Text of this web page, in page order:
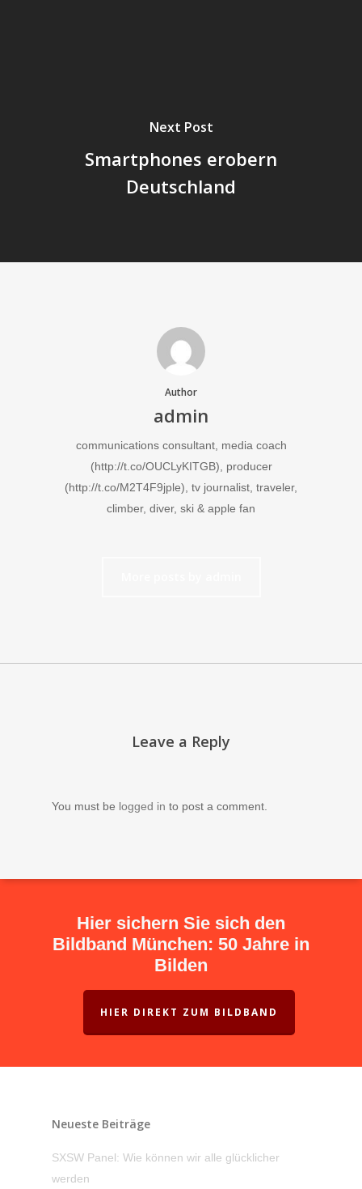
Next Post
Smartphones erobern
Deutschland
Author
admin
communications consultant, media coach
(http://t.co/OUCLyKITGB), producer
(http://t.co/M2T4F9jple), tv journalist, traveler,
climber, diver, ski & apple fan
Leave a Reply
You must be logged in to post a comment.
Hier sichern Sie sich den
Bildband München: 50 Jahre in
Bilden
HIER DIREKT ZUM BILDBAND
Neueste Beiträge
SXSW Panel: Wie können wir alle glücklicher
werden